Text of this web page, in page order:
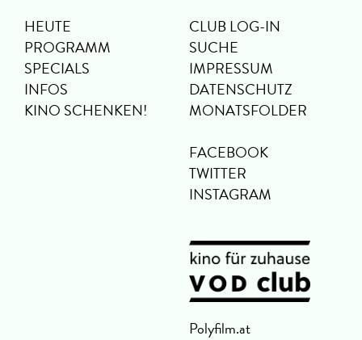
HEUTE
PROGRAMM
SPECIALS
INFOS
KINO SCHENKEN!
CLUB LOG-IN
SUCHE
IMPRESSUM
DATENSCHUTZ
MONATSFOLDER
FACEBOOK
TWITTER
INSTAGRAM
Polyfilm.at